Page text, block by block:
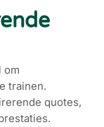
om
trainen.
quotes,